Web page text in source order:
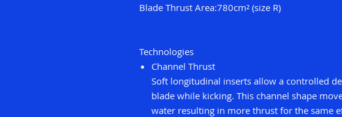
Blade Thrust Area:780cm² (size R)
Technologies
Channel Thrust
Soft longitudinal inserts allow a controlled
blade while kicking. This channel shape
water resulting in more thrust for the same